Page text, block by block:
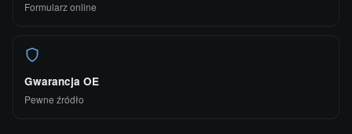
Formularz online
Gwarancja OE
Pewne źródło